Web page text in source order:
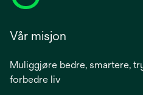
Vår misjon
Muliggjøre bedre, smartere,
forbedre liv